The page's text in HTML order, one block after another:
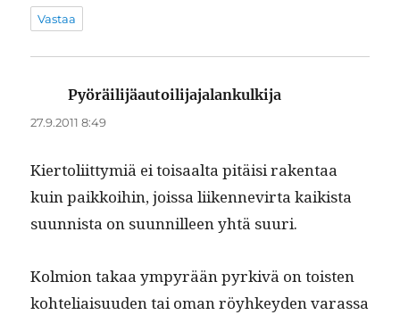
Vastaa
Pyöräilijäautoilijajalankulkija
27.9.2011 8:49
Kier­toli­it­tymiä ei toisaal­ta pitäisi rak­en­taa
kuin paikkoi­hin, jois­sa liiken­nevir­ta kaik­ista
suun­nista on suun­nilleen yhtä suuri.
Kolmion takaa ympyrään pyrkivä on tois­t­en
kohteliaisu­u­den tai oman röyhkey­den varas­sa